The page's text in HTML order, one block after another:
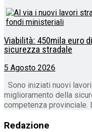
Viabilità: 450mila euro
sicurezza stradale
5 Agosto 2026
Sono iniziati nuovi
miglioramento della
competenza provinciale.
Redazione